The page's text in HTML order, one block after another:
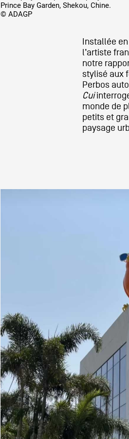
Prince Bay Garden, Shekou, Chine.
© ADAGP
Installée en
l’artiste
notre
stylisé aux
Perbos
Cui
monde de
petits et
paysage